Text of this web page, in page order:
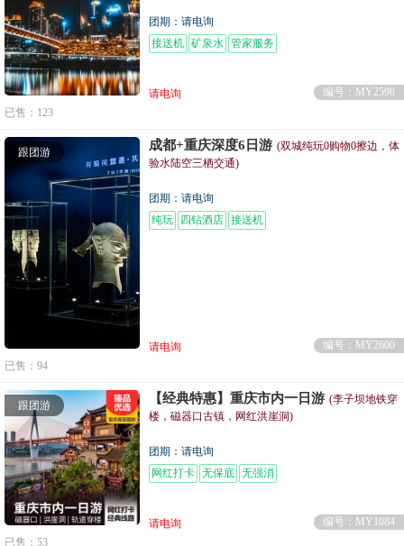
团期：请电询
接送机 矿泉水 管家服务
请电询
编号：MY2598
已售：123
跟团游 成都+重庆深度6日游 (双城纯玩0购物0擦边，体
验水陆空三栖交通)
团期：请电询
纯玩
四钻酒店 接送机
请电询
编号：MY2600
已售：94
跟团游 【经典特惠】重庆市内一日游 (李子坝地铁穿
楼，磁器口古镇，网红洪崖洞)
团期：请电询
网红打卡 无保底 无强消
请电询
编号：MY1084
已售：53